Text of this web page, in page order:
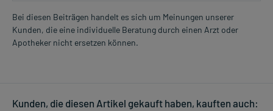
Bei diesen Beiträgen handelt es sich um Meinungen unserer
Kunden, die eine individuelle Beratung durch einen Arzt oder
Apotheker nicht ersetzen können.
Kunden, die diesen Artikel gekauft haben, kauften auch: